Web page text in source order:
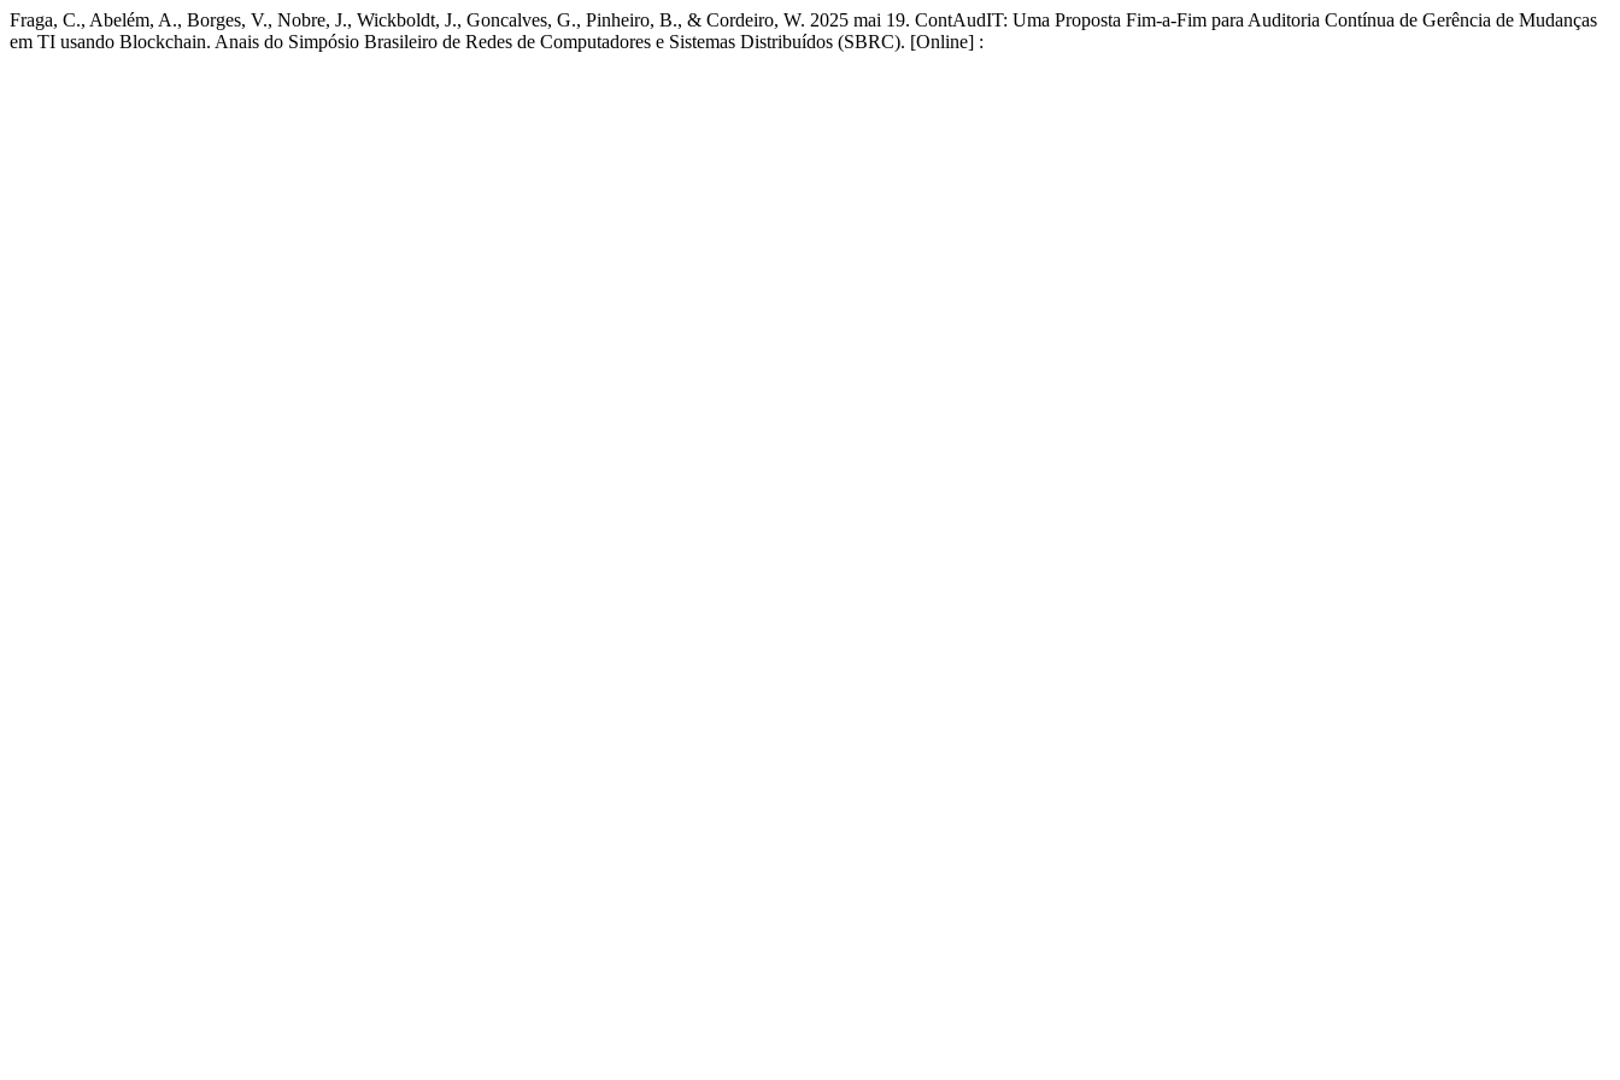
Fraga, C., Abelém, A., Borges, V., Nobre, J., Wickboldt, J., Goncalves, G., Pinheiro, B., & Cordeiro, W. 2025 mai 19. ContAudIT: Uma Proposta Fim-a-Fim para Auditoria Contínua de Gerência de Mudanças
em TI usando Blockchain. Anais do Simpósio Brasileiro de Redes de Computadores e Sistemas Distribuídos (SBRC). [Online] :